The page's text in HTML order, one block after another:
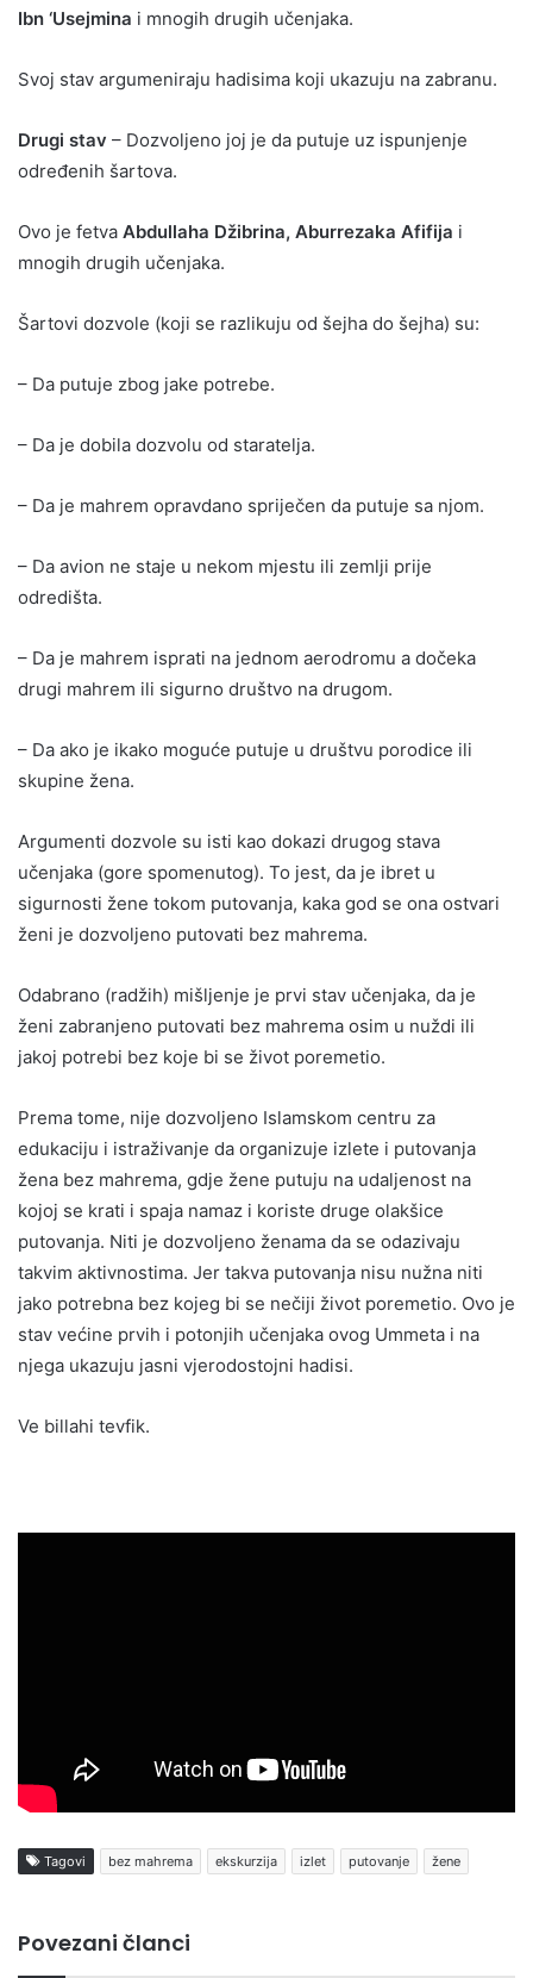
Ibn ‘Usejmina i mnogih drugih učenjaka.
Svoj stav argumeniraju hadisima koji ukazuju na zabranu.
Drugi stav – Dozvoljeno joj je da putuje uz ispunjenje
određenih šartova.
Ovo je fetva Abdullaha Džibrina, Aburrezaka Afifija i
mnogih drugih učenjaka.
Šartovi dozvole (koji se razlikuju od šejha do šejha) su:
– Da putuje zbog jake potrebe.
– Da je dobila dozvolu od staratelja.
– Da je mahrem opravdano spriječen da putuje sa njom.
– Da avion ne staje u nekom mjestu ili zemlji prije
odredišta.
– Da je mahrem isprati na jednom aerodromu a dočeka
drugi mahrem ili sigurno društvo na drugom.
– Da ako je ikako moguće putuje u društvu porodice ili
skupine žena.
Argumenti dozvole su isti kao dokazi drugog stava
učenjaka (gore spomenutog). To jest, da je ibret u
sigurnosti žene tokom putovanja, kaka god se ona ostvari
ženi je dozvoljeno putovati bez mahrema.
Odabrano (radžih) mišljenje je prvi stav učenjaka, da je
ženi zabranjeno putovati bez mahrema osim u nuždi ili
jakoj potrebi bez koje bi se život poremetio.
Prema tome, nije dozvoljeno Islamskom centru za
edukaciju i istraživanje da organizuje izlete i putovanja
žena bez mahrema, gdje žene putuju na udaljenost na
kojoj se krati i spaja namaz i koriste druge olakšice
putovanja. Niti je dozvoljeno ženama da se odazivaju
takvim aktivnostima. Jer takva putovanja nisu nužna niti
jako potrebna bez kojeg bi se nečiji život poremetio. Ovo je
stav većine prvih i potonjih učenjaka ovog Ummeta i na
njega ukazuju jasni vjerodostojni hadisi.
Ve billahi tevfik.
Tagovi bez mahrema ekskurzija izlet putovanje žene
Povezani članci